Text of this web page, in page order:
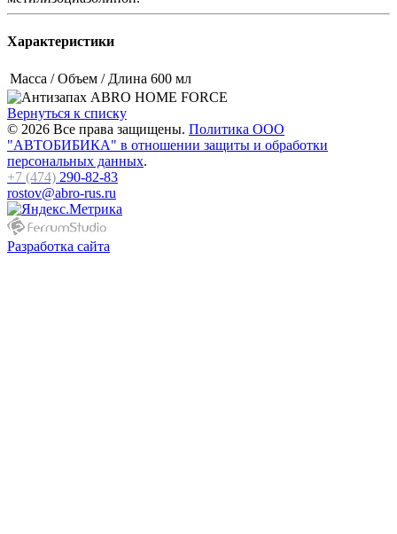
Характеристики
Масса / Объем / Длина 600 мл
Вернуться к списку
© 2026 Все права защищены. Политика ООО
"АВТОБИБИКА" в отношении защиты и обработки
персональных данных.
+7 (474) 290-82-83
rostov@abro-rus.ru
Разработка сайта